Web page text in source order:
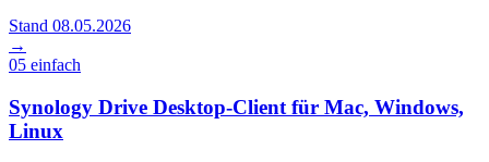
Stand 08.05.2026
→
05 einfach
Synology Drive Desktop-Client für Mac, Windows,
Linux